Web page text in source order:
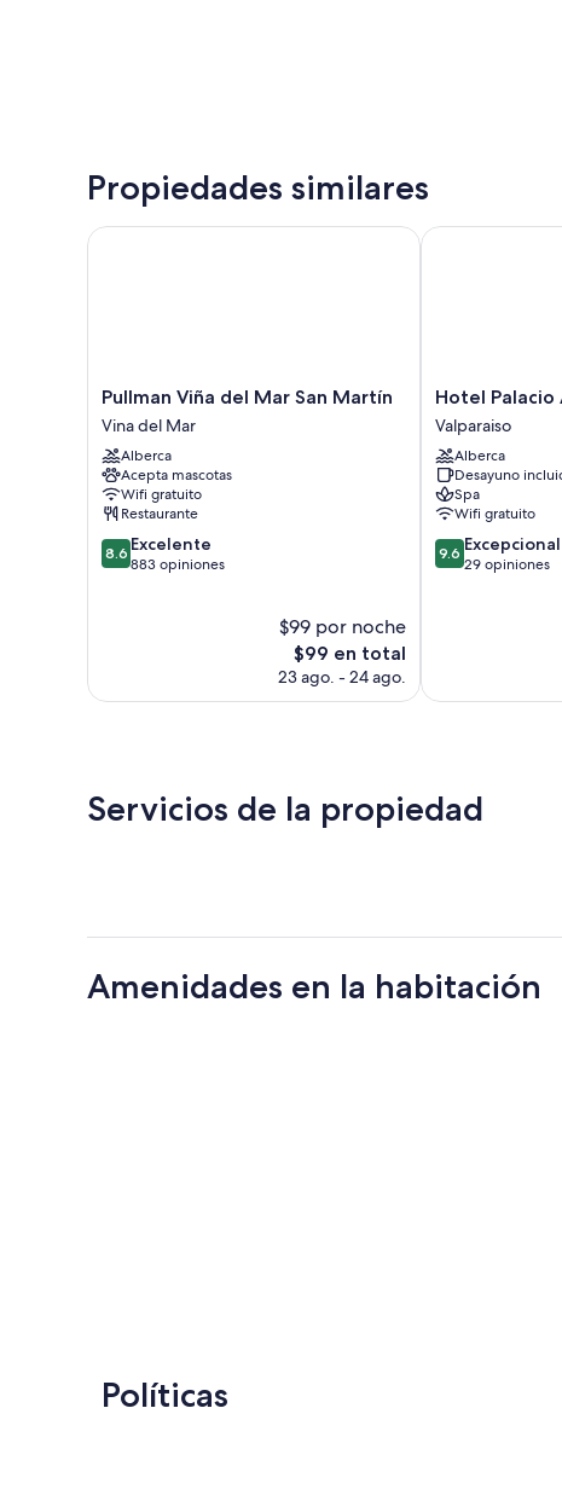
Propiedades similares
Pullman
Viña
del
Mar
San
Martín
Vina
del
Mar
Pullman Viña del Mar San Martín
Vina del Mar
Alberca
Acepta mascotas
Wifi gratuito
Restaurante
8.6
de
8.6 Excelente
883 opiniones
$99 por noche
El
precio
$99 en total
23 ago. - 24 ago.
Pullman Viña del Mar San Martín
Hotel
Palacio
Astoreca
Valparaiso
Hotel Palacio
Valparaiso
Alberca
Desayuno
Spa
Wifi gratuito
9.6
de
9.6 Excepcional
29 opiniones
Hotel Palacio
Servicios de la propiedad
Amenidades en la habitación
Políticas